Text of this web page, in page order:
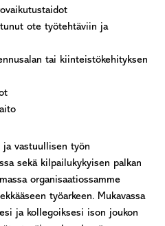
ote työtehtäviin ja
tai kiinteistökehityksen
vastuullisen työn
sekä kilpailukykyisen palkan
organisaatiossamme
työarkeen. Mukavassa
ja kollegoiksesi ison joukon